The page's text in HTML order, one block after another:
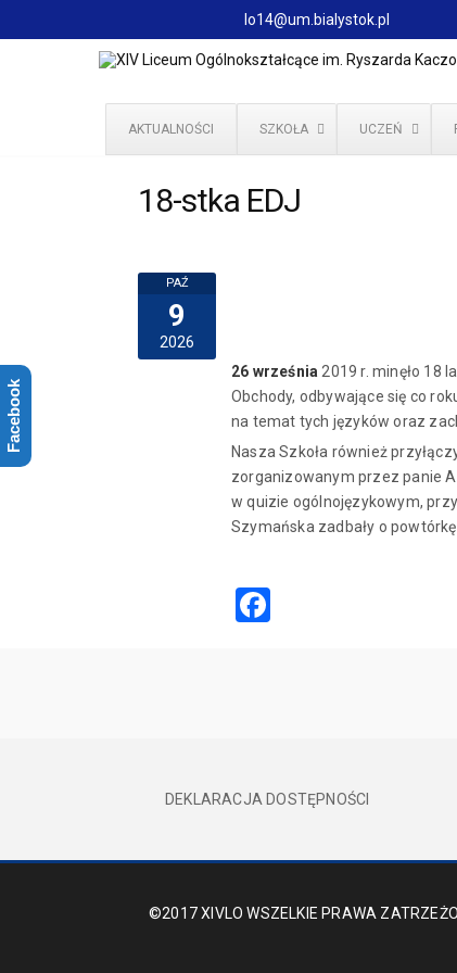
lo14@um.bialystok.pl
AKTUALNOŚCI SZKOŁA UCZEŃ
18-stka EDJ
PAŹ
9
2026
26 września 2019 r. minęło 18
Obchody, odbywające się co
na temat tych języków oraz
Nasza Szkoła również
zorganizowanym przez panie
w quizie ogólnojęzykowym,
Szymańska zadbały o
DEKLARACJA DOSTĘPNOŚCI
©2017 XIVLO WSZELKIE PRAWA
Facebook